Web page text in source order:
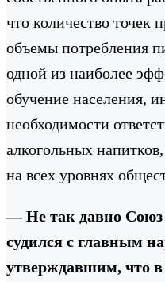
что количество точек
объемы потребления
одной из наиболее
обучение населения,
необходимости
алкогольных
на всех уровнях
— Не так давно Союз
судился с главным
утверждавшим, что